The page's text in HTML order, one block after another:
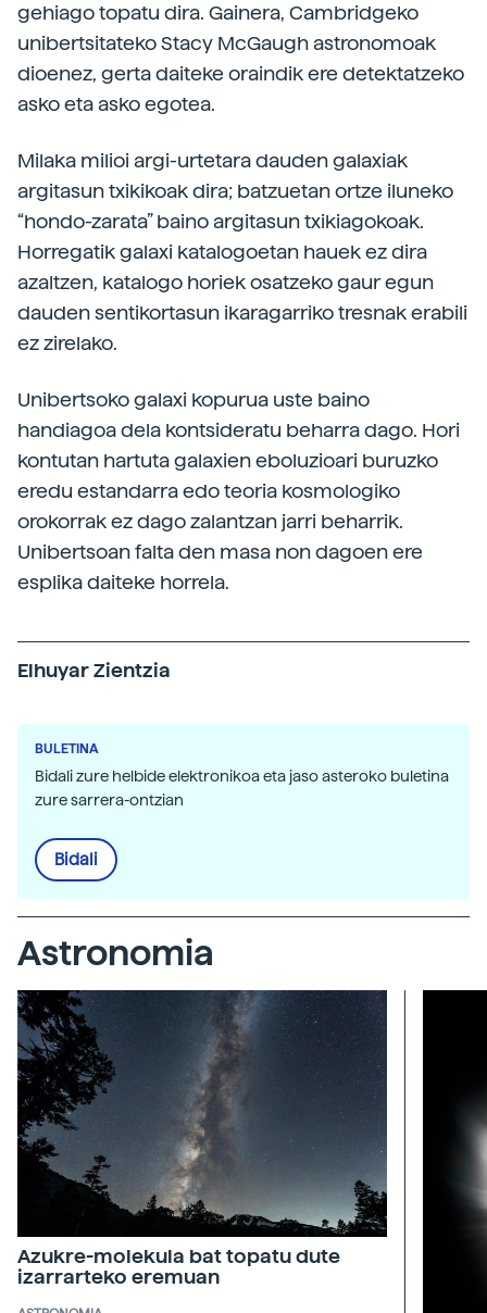
gehiago topatu dira. Gainera, Cambridgeko
unibertsitateko Stacy McGaugh astronomoak
dioenez, gerta daiteke oraindik ere detektatzeko
asko eta asko egotea.
Milaka milioi argi-urtetara dauden galaxiak
argitasun txikikoak dira; batzuetan ortze iluneko
“hondo-zarata” baino argitasun txikiagokoak.
Horregatik galaxi katalogoetan hauek ez dira
azaltzen, katalogo horiek osatzeko gaur egun
dauden sentikortasun ikaragarriko tresnak erabili
ez zirelako.
Unibertsoko galaxi kopurua uste baino
handiagoa dela kontsideratu beharra dago. Hori
kontutan hartuta galaxien eboluzioari buruzko
eredu estandarra edo teoria kosmologiko
orokorrak ez dago zalantzan jarri beharrik.
Unibertsoan falta den masa non dagoen ere
esplika daiteke horrela.
Elhuyar Zientzia
BULETINA
Bidali zure helbide elektronikoa eta jaso asteroko buletina
zure sarrera-ontzian
Bidali
Astronomia
Azukre-molekula bat topatu dute
izarrarteko eremuan